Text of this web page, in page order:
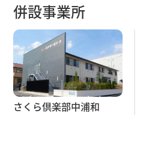
併設事業所
さくら倶楽部中浦和